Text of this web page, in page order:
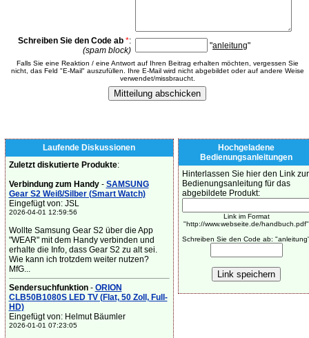
Schreiben Sie den Code ab *:
(spam block)
"anleitung"
Falls Sie eine Reaktion / eine Antwort auf Ihren Beitrag erhalten möchten, vergessen Sie
nicht, das Feld "E-Mail" auszufüllen. Ihre E-Mail wird nicht abgebildet oder auf andere Weise
verwendet/missbraucht.
Laufende Diskussionen
Zuletzt diskutierte Produkte:
Verbindung zum Handy- SAMSUNG
Gear S2 Weiß/Silber (Smart Watch)
Eingefügt von: JSL
2026-04-01 12:59:56
Wollte Samsung Gear S2 über die App
"WEAR" mit dem Handy verbinden und
erhalte die Info, dass Gear S2 zu alt sei.
Wie kann ich trotzdem weiter nutzen?
MfG...
Sendersuchfunktion- ORION
CLB50B1080S LED TV (Flat, 50 Zoll, Full-
HD)
Eingefügt von: Helmut Bäumler
2026-01-01 07:23:05
Hochgeladene
Bedienungsanleitungen
Hinterlassen Sie hier den Link zur
Bedienungsanleitung für das
abgebildete Produkt:
Link im Format
"http://www.webseite.de/handbuch.pdf"
Schreiben Sie den Code ab: